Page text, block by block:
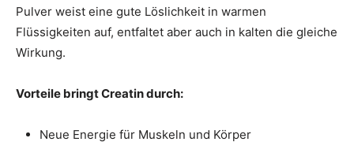
Pulver weist eine gute Löslichkeit in warmen
Flüssigkeiten auf, entfaltet aber auch in kalten die gleiche
Wirkung.
Vorteile bringt Creatin durch:
Neue Energie für Muskeln und Körper